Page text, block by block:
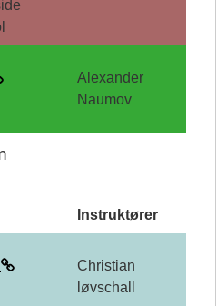
Alexander
Naumov
Instruktører
Christian
løvschall